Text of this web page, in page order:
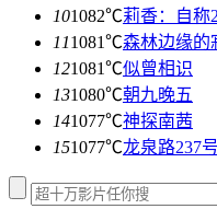
101082℃莉香：自称
111081℃森林边缘的
121081℃似曾相识
131080℃朝九晚五
141077℃神探南茜
151077℃龙泉路237